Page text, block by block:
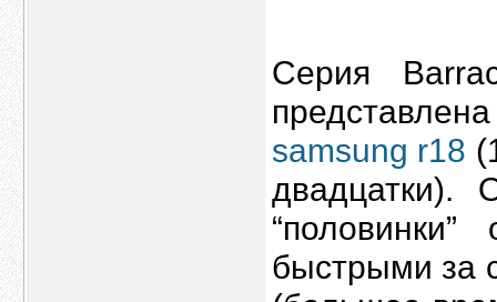
Серия
samsung r18
двадцатки).
быстрыми за